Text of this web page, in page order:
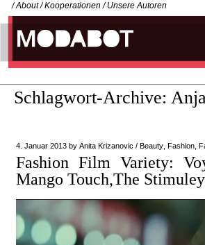
/ About / Kooperationen / Unsere Autoren
Schlagwort-Archive:
4. Januar 2013 by Anita Krizanovic / Beauty Fashion
Fashion Film Variety:
Mango Touch,The